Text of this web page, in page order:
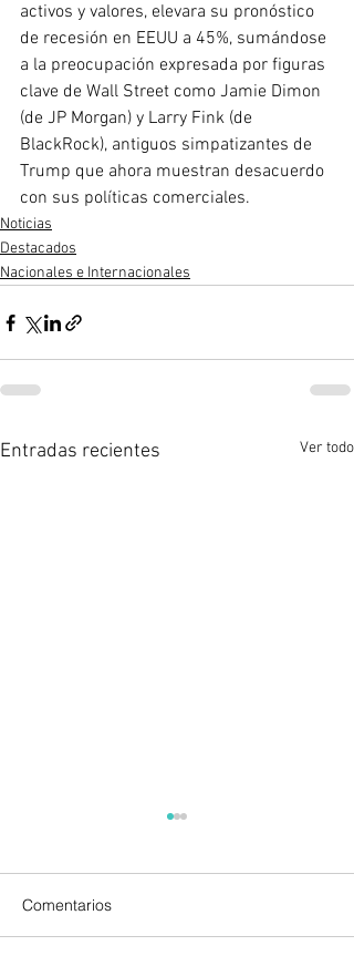
activos y valores, elevara su pronóstico
de recesión en EEUU a 45%, sumándose
a la preocupación expresada por figuras
clave de Wall Street como Jamie Dimon
(de JP Morgan) y Larry Fink (de
BlackRock), antiguos simpatizantes de
Trump que ahora muestran desacuerdo
con sus políticas comerciales.
Noticias
Destacados
Nacionales e Internacionales
Entradas recientes Ver todo
Comentarios